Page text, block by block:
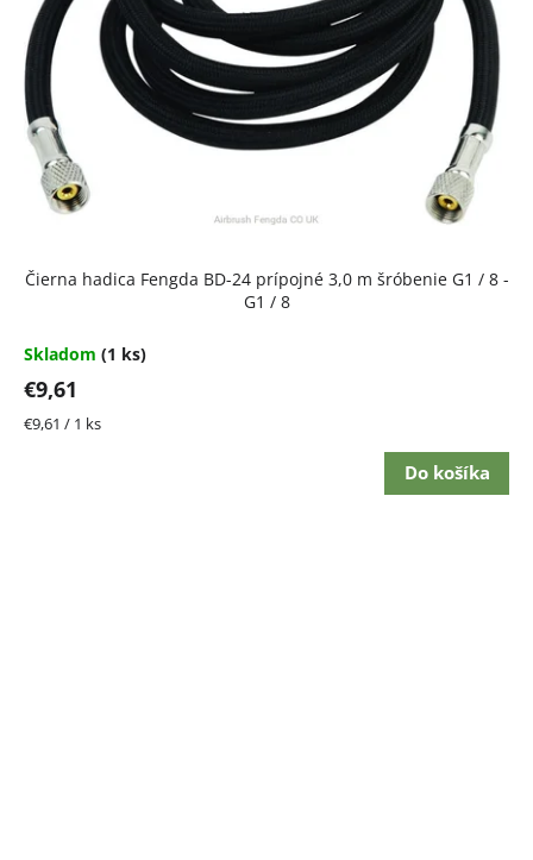
Čierna hadica Fengda BD-24 prípojné 3,0 m šróbenie G1 / 8 -
G1 / 8
Skladom (1 ks)
€9,61
Jednotková
€9,61 / 1 ks
Do košíka